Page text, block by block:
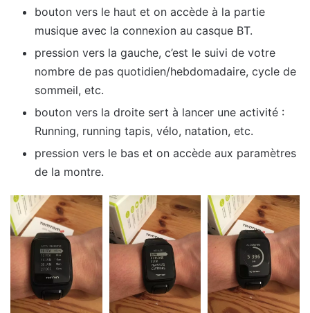
bouton vers le haut et on accède à la partie
musique avec la connexion au casque BT.
pression vers la gauche, c’est le suivi de votre
nombre de pas quotidien/hebdomadaire, cycle de
sommeil, etc.
bouton vers la droite sert à lancer une activité :
Running, running tapis, vélo, natation, etc.
pression vers le bas et on accède aux paramètres
de la montre.